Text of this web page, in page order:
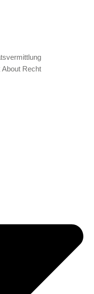
About Recht